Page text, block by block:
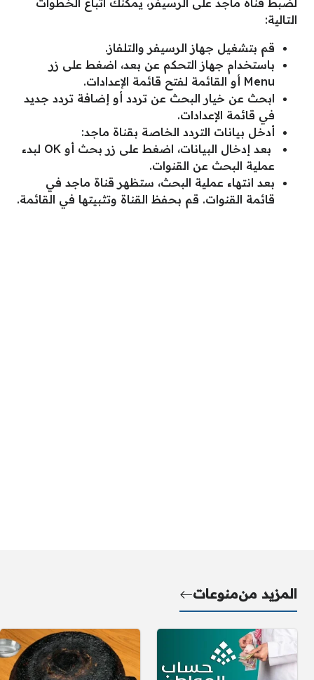
لضبط قناة ماجد على الرسيفر، يمكنك اتباع الخطوات
التالية:
قم بتشغيل جهاز الرسيفر والتلفاز.
باستخدام جهاز التحكم عن بعد، اضغط على زر
Menu أو القائمة لفتح قائمة الإعدادات.
ابحث عن خيار البحث عن تردد أو إضافة تردد جديد
في قائمة الإعدادات.
أدخل بيانات التردد الخاصة بقناة ماجد:
بعد إدخال البيانات، اضغط على زر بحث أو OK لبدء
عملية البحث عن القنوات.
بعد انتهاء عملية البحث، ستظهر قناة ماجد في
قائمة القنوات. قم بحفظ القناة وتثبيتها في القائمة.
المزيد منمنوعات